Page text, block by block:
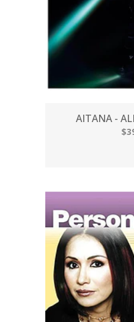
AITANA -